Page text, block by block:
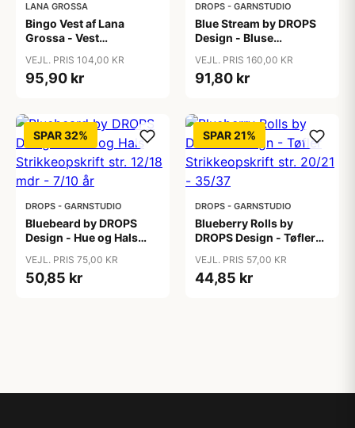
LANA GROSSA
Bingo Vest af Lana
Grossa - Vest
74/80 - 98/104
VEJL. PRIS 104,00 KR
95,90 kr
DROPS - GARNSTUDIO
Blue Stream by DROPS
Design - Bluse
år
VEJL. PRIS 160,00 KR
91,80 kr
SPAR 32%
DROPS - GARNSTUDIO
Bluebeard by DROPS
Design - Hue og Hals
mdr - 7/10 år
VEJL. PRIS 75,00 KR
50,85 kr
SPAR 21%
DROPS - GARNSTUDIO
Blueberry Rolls by
DROPS Design - Tøfler
- 35/37
VEJL. PRIS 57,00 KR
44,85 kr